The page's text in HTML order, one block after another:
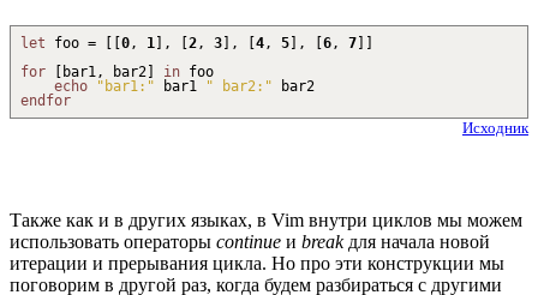
let foo = [ [0 , 1 ] , [2 , 3] , [4 , 5] , [6 , 7] ]
for
[ bar1, bar2] in foo
echo
"bar1:" bar1 " bar2:" bar2
endfor
Исходник
Также как и в других языках, в Vim внутри циклов мы можем
использовать операторы continue и breakдля начала новой
итерации и прерывания цикла. Но про эти конструкции мы
поговорим в другой раз, когда будем разбираться с другими